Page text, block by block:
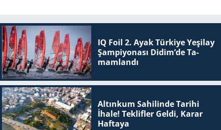
IQ Foil 2. Ayak Tür­ki­ye Ye­şi­lay
Şam­pi­yo­na­sı Didim’de Ta­
mam­lan­dı
Altınkum Sahilinde Tarihi
İhale! Teklifler Geldi, Karar
Haftaya